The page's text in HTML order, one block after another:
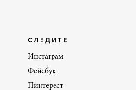
СЛЕДИТЕ
Инстаграм
Фейсбук
Пинтерест